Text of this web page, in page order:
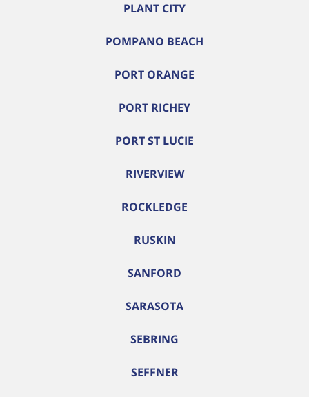
PLANT CITY
POMPANO BEACH
PORT ORANGE
PORT RICHEY
PORT ST LUCIE
RIVERVIEW
ROCKLEDGE
RUSKIN
SANFORD
SARASOTA
SEBRING
SEFFNER